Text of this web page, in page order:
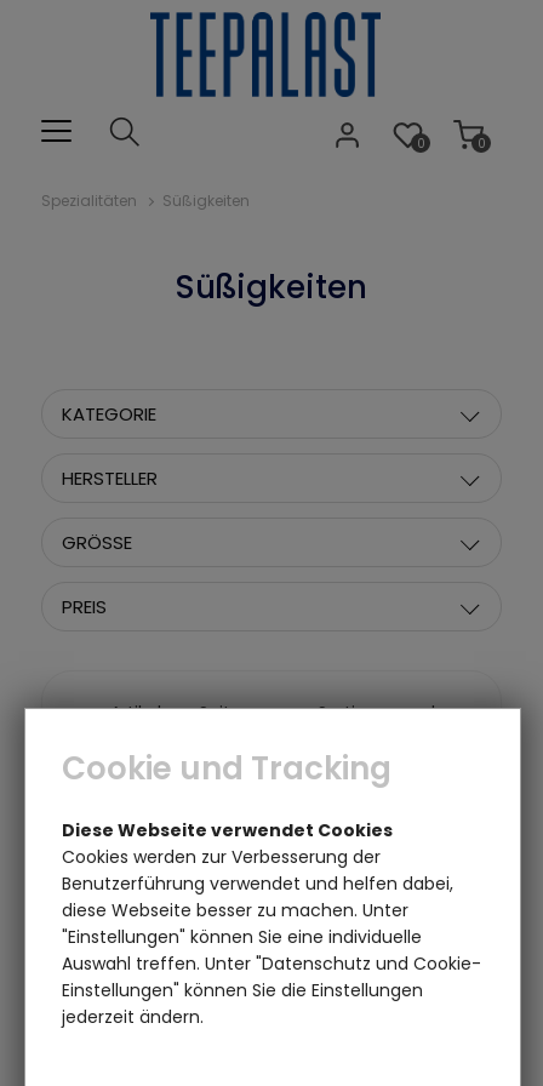
0
0
Spezialitäten Süßigkeiten
Süßigkeiten
KATEGORIE
HERSTELLER
GRÖSSE
PREIS
Sortieren nach:
Artikel pro Seite:
Cookie und Tracking
Diese Webseite verwendet Cookies
Cookies werden zur Verbesserung der
Benutzerführung verwendet und helfen dabei,
diese Webseite besser zu machen. Unter
"Einstellungen" können Sie eine individuelle
Auswahl treffen. Unter "Datenschutz und Cookie-
Einstellungen" können Sie die Einstellungen
jederzeit ändern.